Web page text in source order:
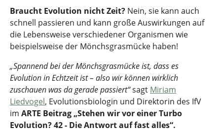
Braucht Evolution nicht Zeit? Nein, sie kann auch
schnell passieren und kann große Auswirkungen auf
die Lebensweise verschiedener Organismen wie
beispielsweise der Mönchsgrasmücke haben!
„Spannend bei der Mönchsgrasmücke ist, dass es
Evolution in Echtzeit ist – also wir können wirklich
zuschauen was da gerade passiert“sagt Miriam
Liedvogel, Evolutionsbiologin und Direktorin des IfV
im ARTE Beitrag „Stehen wir vor einer Turbo
Evolution? 42 - Die Antwort auf fast alles“.